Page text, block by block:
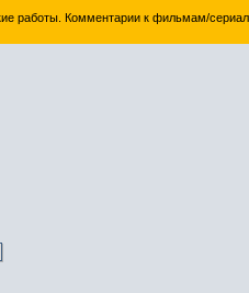
работы. Комментарии к фильмам/